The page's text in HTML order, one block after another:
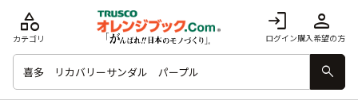
login
ログイン
person
購入希望の方
category
カテゴリ
search